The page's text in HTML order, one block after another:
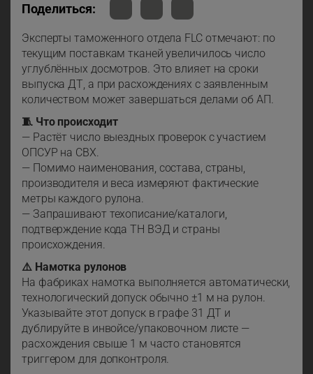
Поделиться:
Эксперты таможенного отдела FLC отмечают: по
текущим поставкам тканей увеличилось число
углублённых досмотров. Это влияет на сроки
выпуска ДТ, а при расхождениях с заявленным
количеством может завершаться делами об АП.
🧵 Что происходит
— Растёт число выездных проверок с участием
ОПСУР на СВХ.
— Помимо наименования, состава, страны,
производителя и веса измеряют фактические
метры каждого рулона.
— Запрашивают техописание/каталоги,
подтверждение кода ТН ВЭД и страны
происхождения.
⚠️ Намотка рулонов
На фабриках намотка выполняется автоматически,
технологический допуск обычно ±1 м на рулон.
Указывайте этот допуск в графе 31 ДТ и
дублируйте в инвойсе/упаковочном листе —
расхождения свыше 1 м часто становятся
триггером для допконтроля.